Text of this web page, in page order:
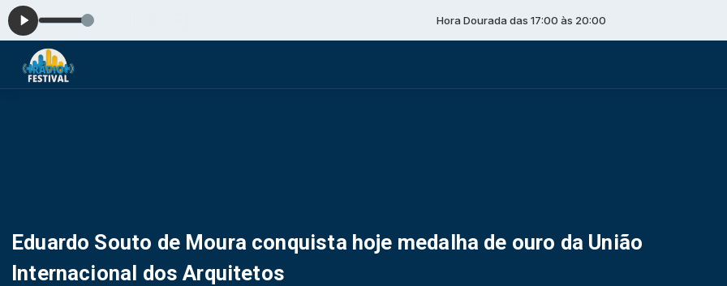
Hora Dourada das 17:00 às 20:00
Eduardo Souto de Moura conquista hoje medalha de ouro da União
Internacional dos Arquitetos